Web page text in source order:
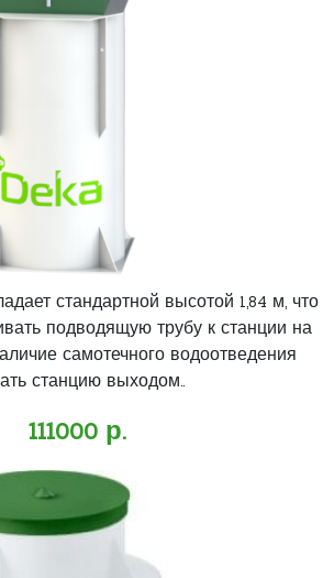
стандартной высотой 1,84 м, что
подводящую трубу к станции на
самотечного водоотведения
станцию выходом..
111000 р.